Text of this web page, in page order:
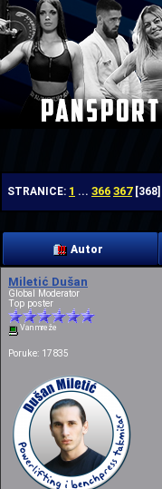
STRANICE: 1 ... 366 367[368]
Autor
Miletić Dušan
Global Moderator
Top poster
Van mreže
Poruke: 17835